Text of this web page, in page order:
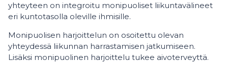
yhteyteen on integroitu monipuoliset liikuntavälineet
eri kuntotasolla oleville ihmisille.
Monipuolisen harjoittelun on osoitettu olevan
yhteydessä liikunnan harrastamisen jatkumiseen.
Lisäksi monipuolinen harjoittelu tukee aivoterveyttä.